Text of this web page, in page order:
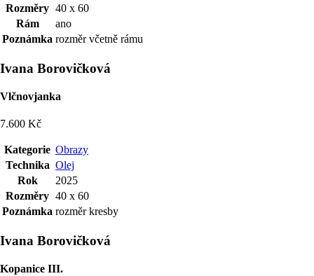
Rozměry 40 x 60
Rám
ano
Poznámka rozměr včetně rámu
Ivana Borovičková
Vlčnovjanka
7.600 Kč
Kategorie Obrazy
Technika Olej
Rok
2025
Rozměry 40 x 60
Poznámka rozměr kresby
Ivana Borovičková
Kopanice III.